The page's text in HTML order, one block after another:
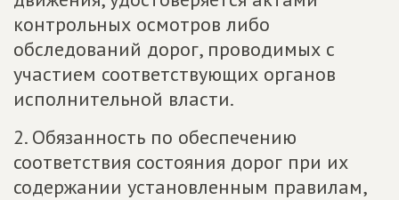
контрольных осмотров либо
обследований дорог, проводимых с
участием соответствующих органов
исполнительной власти.
2. Обязанность по обеспечению
соответствия состояния дорог при их
содержании установленным правилам,